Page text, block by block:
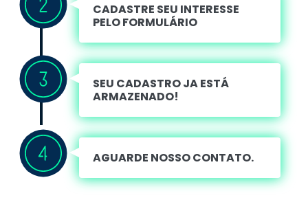
CADASTRE SEU INTERESSE
PELO FORMULÁRIO
SEU CADASTRO JA ESTÁ
ARMAZENADO!
AGUARDE NOSSO CONTATO.